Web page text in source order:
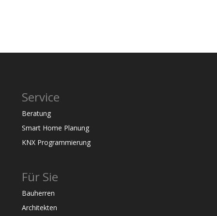
Service
Beratung
Smart Home Planung
KNX Programmierung
Für Sie
Bauherren
Architekten